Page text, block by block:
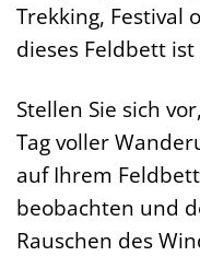
Trekking, Festival
dieses Feldbett
Stellen Sie sich
Tag voller
auf Ihrem
beobachten und
Rauschen des